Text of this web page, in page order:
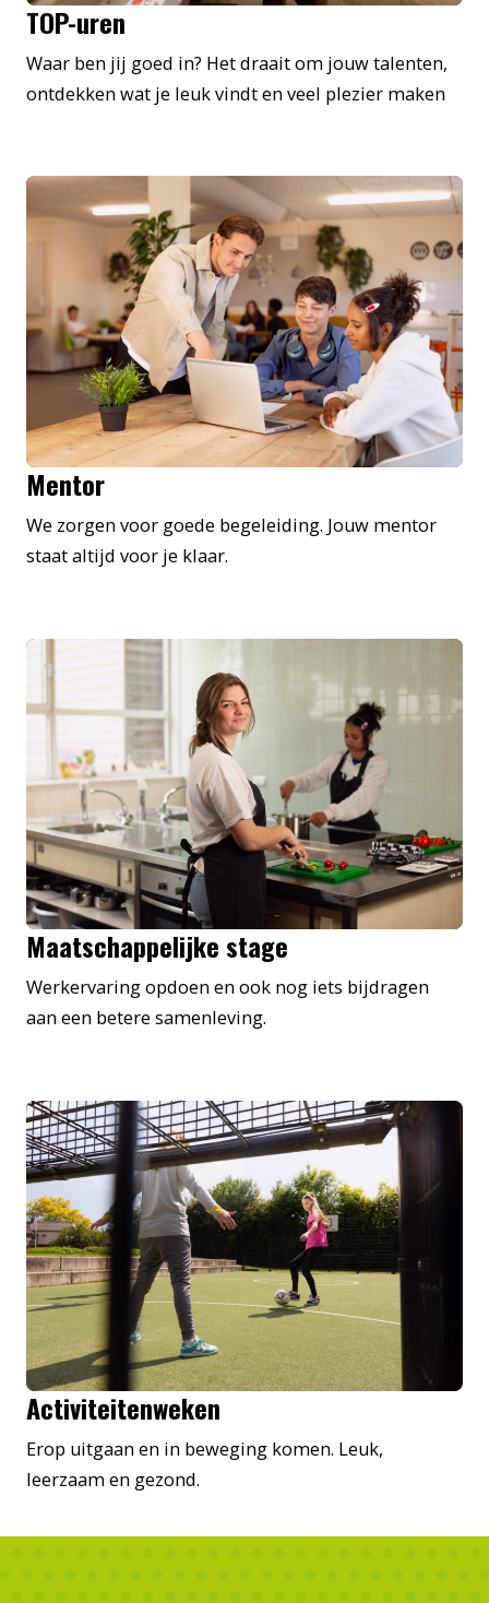
TOP-uren
Waar ben jij goed in? Het draait om jouw talenten,
ontdekken wat je leuk vindt en veel plezier maken
Mentor
We zorgen voor goede begeleiding. Jouw mentor
staat altijd voor je klaar.
Maatschappelijke stage
Werkervaring opdoen en ook nog iets bijdragen
aan een betere samenleving.
Activiteitenweken
Erop uitgaan en in beweging komen. Leuk,
leerzaam en gezond.